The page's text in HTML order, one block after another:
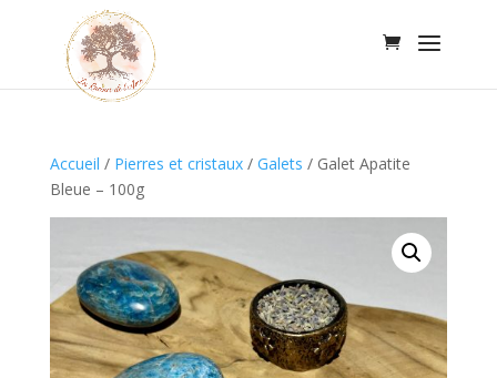
Accueil / Pierres et cristaux/ Galets / Galet Apatite
Bleue – 100g